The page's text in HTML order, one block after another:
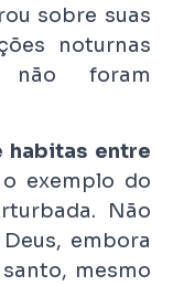
sobre suas
noturnas
não foram
habitas entre
o exemplo do
Não
embora
mesmo